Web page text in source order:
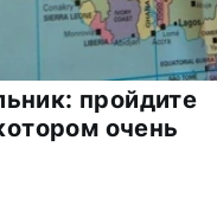
пройдите
очень